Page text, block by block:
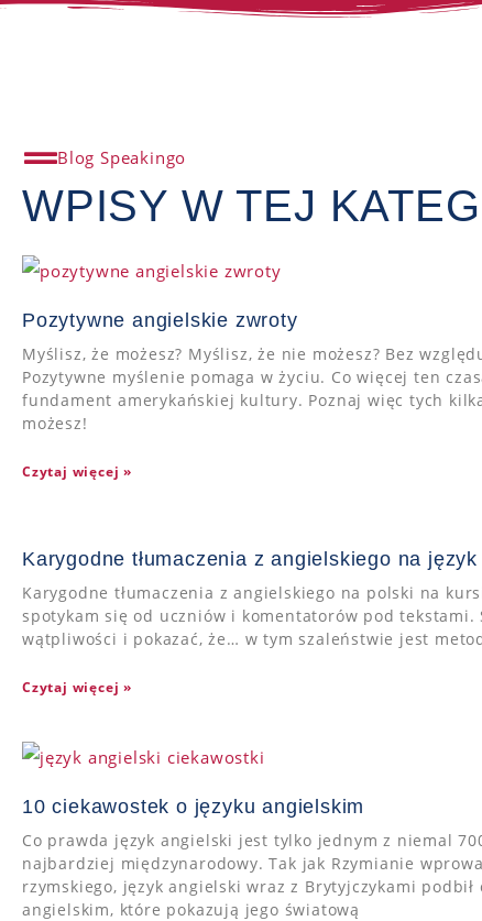
Blog Speakingo
WPISY W TEJ
Pozytywne angielskie zwroty
Myślisz, że możesz? Myślisz, że nie możesz? Bez
Pozytywne myślenie pomaga w życiu. Co więcej ten
fundament amerykańskiej kultury. Poznaj więc tych
możesz!
Czytaj więcej »
Karygodne tłumaczenia z angielskiego na
Karygodne tłumaczenia z angielskiego na polski na
spotykam się od uczniów i komentatorów pod tekstami.
wątpliwości i pokazać, że… w tym szaleństwie jest
Czytaj więcej »
10 ciekawostek o języku angielskim
Co prawda język angielski jest tylko jednym z niemal
najbardziej międzynarodowy. Tak jak Rzymianie
rzymskiego, język angielski wraz z Brytyjczykami
angielskim, które pokazują jego światową